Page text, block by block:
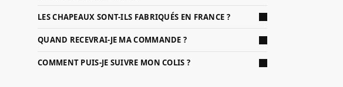
LES CHAPEAUX SONT-ILS FABRIQUÉS EN FRANCE ?
QUAND RECEVRAI-JE MA COMMANDE ?
COMMENT PUIS-JE SUIVRE MON COLIS ?